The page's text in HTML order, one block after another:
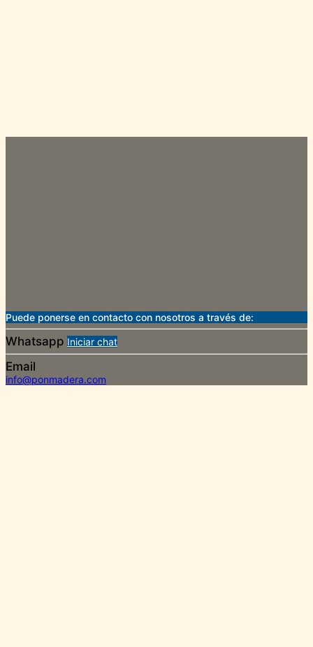
Puede ponerse en contacto con nosotros a través de:
Whatsapp Iniciar chat
Email
info@ponmadera.com